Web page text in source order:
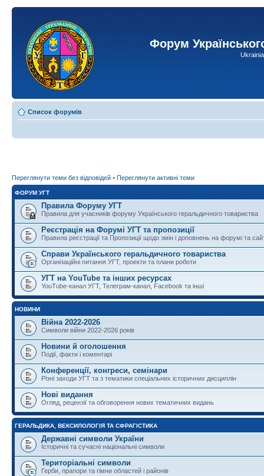
Форум
Список форумів
Переглянути теми без відповідей • Переглянути активні теми
ФОРУМ УГТ
Правила Форуму УГТ
Правила для учасників форуму Українського геральдичного товариства
Реєстрація на Форумі УГТ та пропозиції
Правила реєстрації та Пропозиції щодо змін і доповнень на форумі та
Справи Українського геральдичного товариства
Організаційні питання УГТ, проекти та плани роботи
УГТ на YouTube та інших ресурсах
YouTube-канал УГТ, Телеграм-канал, Facebook та інші
НОВИНИ
Війна 2022-2026
Символи війни 2022-2026 років
Новини й оголошення
Події, факти і коментарі
Конференції, конгреси, семінари
Різні заходи УГТ та з тематики спеціальних історичних дисциплін
Нові видання
Огляд, рецензії та обговорення нових тематичних видань
ГЕРАЛЬДИКА, ВЕКСИЛОЛОГІЯ ТА СФРАГІСТИКА
Державні символи України
Історичні та сучасні національні символи
Територіальні символи
Герби, прапори та гімни областей і районів